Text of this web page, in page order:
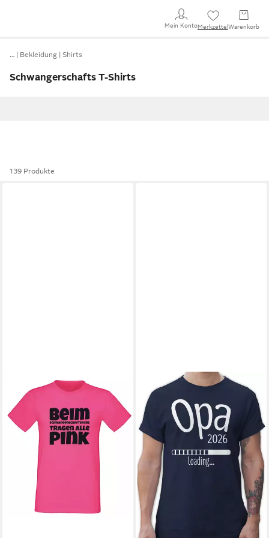
Mein KontoMerkzettel Warenkorb
… Bekleidung Shirts
Schwangerschafts T-Shirts
139 Produkte